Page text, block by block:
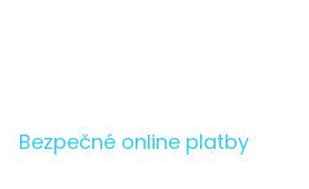
Bezpečné online platby